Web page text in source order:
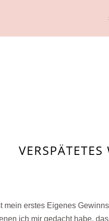
mein erstes Eigenes
ich mir gedacht habe,